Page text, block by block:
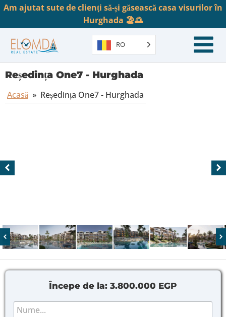
Am ajutat sute de clienți să-și găsească casa visurilor în
Hurghada 🏖️🌅
RO
Reședința One7 - Hurghada
Acasă » Reședința One7 - Hurghada
Începe de la: 3.800.000 EGP
N